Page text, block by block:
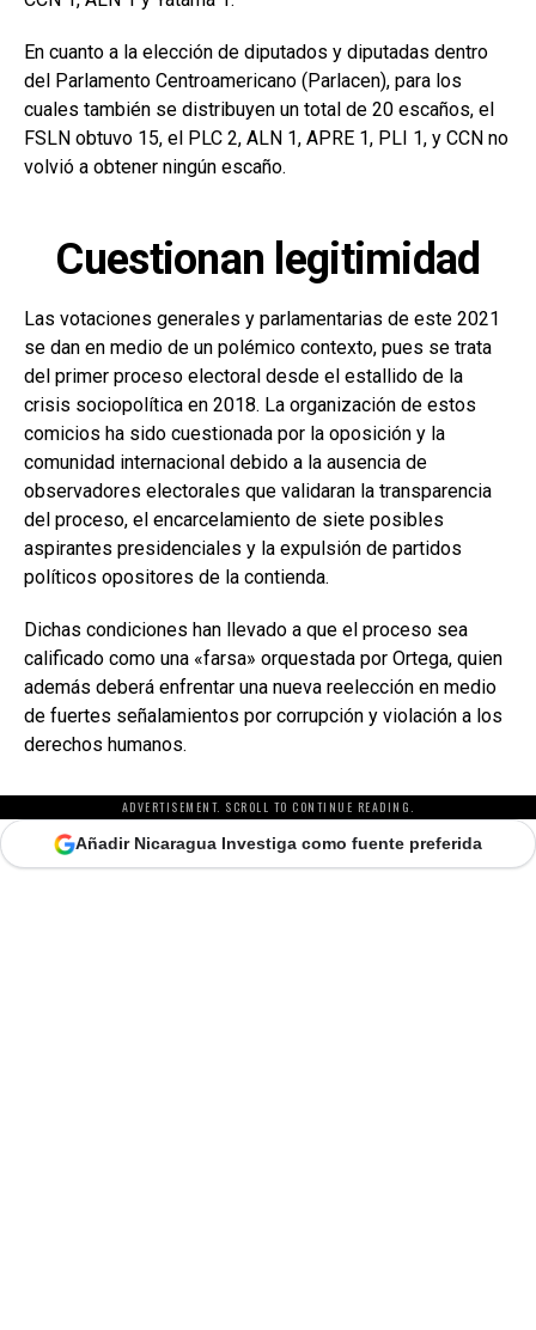
En cuanto a la elección de diputados y diputadas dentro
del Parlamento Centroamericano (Parlacen), para los
cuales también se distribuyen un total de 20 escaños, el
FSLN obtuvo 15, el PLC 2, ALN 1, APRE 1, PLI 1, y CCN no
volvió a obtener ningún escaño.
Cuestionan legitimidad
Las votaciones generales y parlamentarias de este 2021
se dan en medio de un polémico contexto, pues se trata
del primer proceso electoral desde el estallido de la
crisis sociopolítica en 2018. La organización de estos
comicios ha sido cuestionada por la oposición y la
comunidad internacional debido a la ausencia de
observadores electorales que validaran la transparencia
del proceso, el encarcelamiento de siete posibles
aspirantes presidenciales y la expulsión de partidos
políticos opositores de la contienda.
Dichas condiciones han llevado a que el proceso sea
calificado como una «farsa» orquestada por Ortega, quien
además deberá enfrentar una nueva reelección en medio
de fuertes señalamientos por corrupción y violación a los
derechos humanos.
ADVERTISEMENT. SCROLL TO CONTINUE READING.
Añadir Nicaragua Investiga como fuente preferida